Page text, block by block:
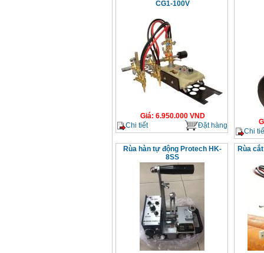
CG1-100V
Giá: 6.950.000VND
Chi tiết
Đặt hàng
Chi
Rùa hàn tự động Protech HK-
8SS
Rùa